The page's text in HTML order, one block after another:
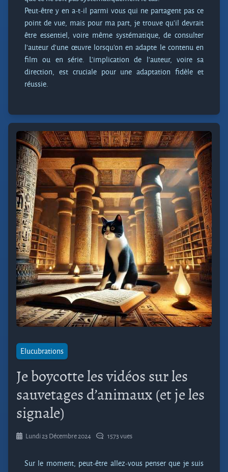
Peut-être y en a-t-il parmi vous qui ne partagent pas ce
point de vue, mais pour ma part, je trouve qu'il devrait
être essentiel, voire même systématique, de consulter
l’auteur d’une œuvre lorsqu'on en adapte le contenu en
film ou en série. L’implication de l’auteur, voire sa
direction, est cruciale pour une adaptation fidèle et
réussie.
Elucubrations
Je boycotte les vidéos sur les
sauvetages d’animaux (et je les
signale)
Lundi 23 Décembre 2024 1573 vues
Sur le moment, peut-être allez-vous penser que je suis